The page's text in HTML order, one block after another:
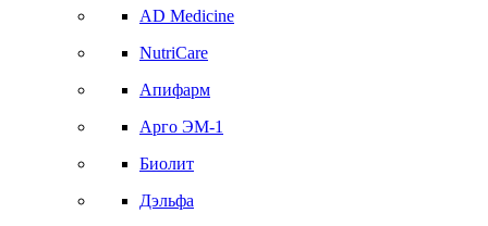
AD Medicine
NutriCare
Апифарм
Арго ЭМ-1
Биолит
Дэльфа